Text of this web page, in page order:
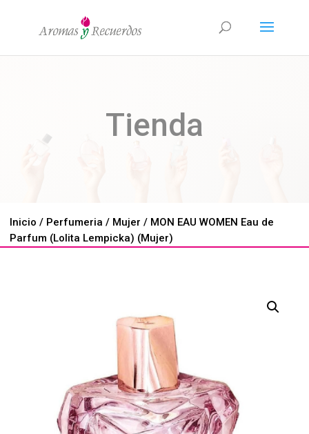
Tienda
Inicio / Perfumeria / Mujer / MON EAU WOMEN Eau de
Parfum (Lolita Lempicka) (Mujer)